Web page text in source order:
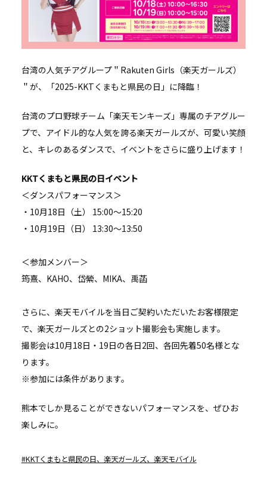
台湾の人気チアグループ＂Rakuten Girls（楽天ガールズ）
＂が、「2025-KKTくまもと県民の日」に降臨！
台湾のプロ野球チーム「楽天モンキーズ」専属のチアグルー
プで、アイドル的な人気を誇る楽天ガールズが、可愛い笑顔
と、キレのあるダンスで、イベントをさらに盛り上げます！
KKTくまもと県民の日イベント
＜ダンスパフォーマンス＞
・10月18日（土） 15:00～15:20
・10月19日（日） 13:30～13:50
＜参加メンバー＞
筠熹、KAHO、岱縈、MIKA、禹菡
さらに、楽天モバイルを当日ご契約いただいたお客様限定
で、楽天ガールズとの2ショット撮影会も実施します。
撮影会は10月18日・19日の各日2回、各回先着50名様とな
ります。
※参加には条件があります。
熊本でしか見ることができないパフォーマンスを、ぜひお
楽しみに。
タKKTくまもと県民の日、楽天ガールズ、楽天モバイル